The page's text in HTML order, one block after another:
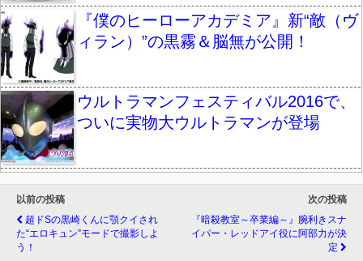
『僕のヒーローアカデミア』新“敵（ヴ
ィラン）”の黒霧＆脳無が公開！
ウルトラマンフェスティバル2016で、
ついに実物大ウルトラマンが登場
以前の投稿
超ドSの黒崎くんに顎クイされ
た“エロキュン”モードで撮影しよ
う！
次の投稿
『暗殺教室～卒業編～』腕利きスナ
イパー・レッドアイ役に阿部力が決
定